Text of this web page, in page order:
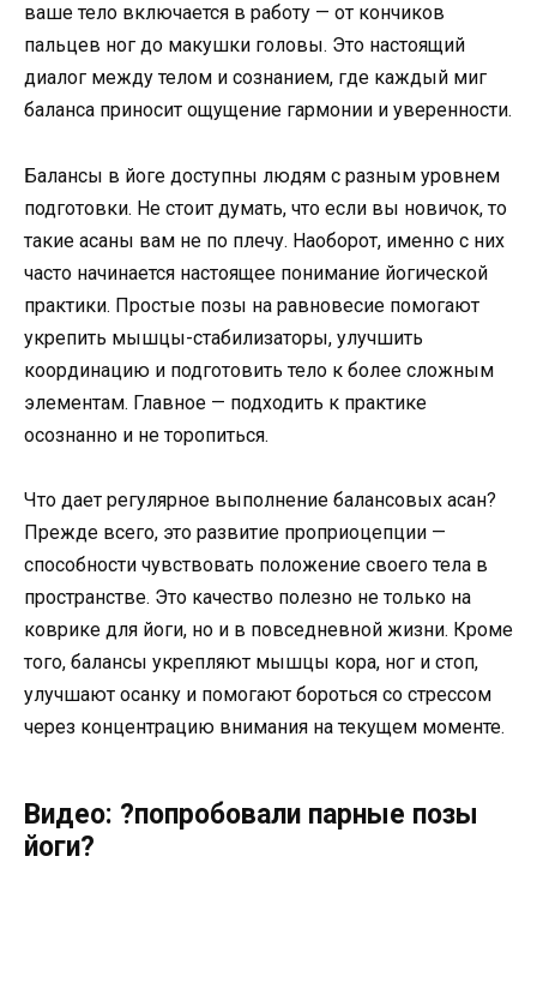
ваше тело включается в работу — от кончиков
пальцев ног до макушки головы. Это настоящий
диалог между телом и сознанием, где каждый миг
баланса приносит ощущение гармонии и уверенности.
Балансы в йоге доступны людям с разным уровнем
подготовки. Не стоит думать, что если вы новичок, то
такие асаны вам не по плечу. Наоборот, именно с них
часто начинается настоящее понимание йогической
практики. Простые позы на равновесие помогают
укрепить мышцы-стабилизаторы, улучшить
координацию и подготовить тело к более сложным
элементам. Главное — подходить к практике
осознанно и не торопиться.
Что дает регулярное выполнение балансовых асан?
Прежде всего, это развитие проприоцепции —
способности чувствовать положение своего тела в
пространстве. Это качество полезно не только на
коврике для йоги, но и в повседневной жизни. Кроме
того, балансы укрепляют мышцы кора, ног и стоп,
улучшают осанку и помогают бороться со стрессом
через концентрацию внимания на текущем моменте.
Видео: ?попробовали парные позы
йоги?